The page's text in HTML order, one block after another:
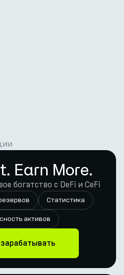
Earn More.
богатство с DeFi и CeFi
Статистика
активов